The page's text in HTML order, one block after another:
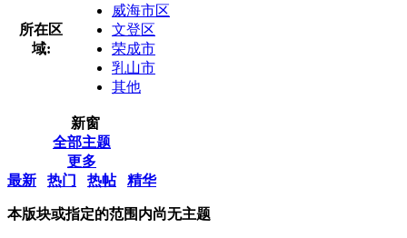
所在区
域:
威海市区
文登区
荣成市
乳山市
其他
新窗
全部主题
更多
最新
热门 热帖 精华
本版块或指定的范围内尚无主题